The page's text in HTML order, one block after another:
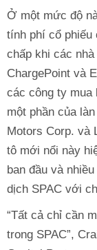
Ở một mức độ
tính phí cổ phiếu
chấp khi các
ChargePoint và
các công ty mua
một phần của
Motors Corp. và
tô mới nổi này
ban đầu và
dịch SPAC với
“Tất cả chỉ cần
trong SPAC”,